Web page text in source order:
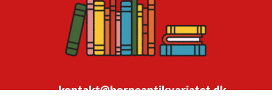
kontakt@borneantikvariatet.dk